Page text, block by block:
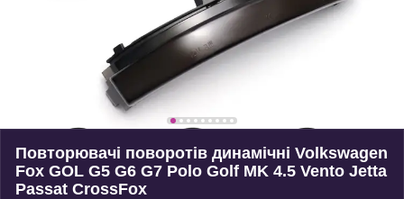
Повторювачі поворотів динамічні Volkswagen
Fox GOL G5 G6 G7 Polo Golf MK 4.5 Vento Jetta
Passat CrossFox